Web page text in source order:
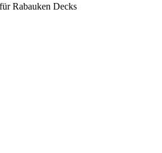
Rabauken Decks